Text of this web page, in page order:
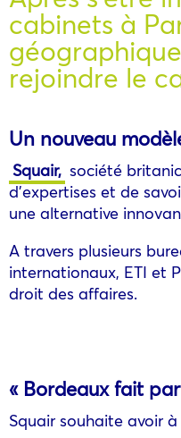
cabinets à
rejoindre le
Un nouveau
Squair, société
d’expertises et de
une alternative
A travers plusieurs
internationaux, ETI et
droit des affaires.
« Bordeaux fait
Squair souhaite avoir